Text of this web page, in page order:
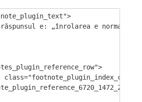
e: „înrolarea e norma